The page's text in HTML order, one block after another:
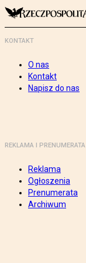
KONTAKT
O nas
Kontakt
Napisz do nas
REKLAMA I PRENUMERATA
Reklama
Ogłoszenia
Prenumerata
Archiwum